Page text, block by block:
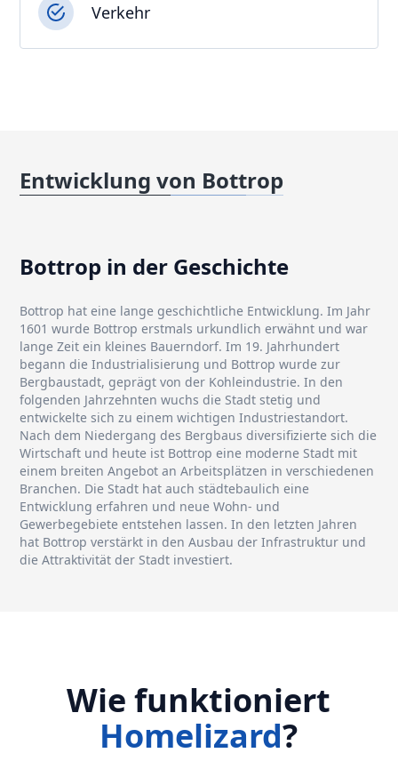
Verkehr
Entwicklung von Bottrop
Bottrop in der Geschichte
Bottrop hat eine lange geschichtliche Entwicklung. Im Jahr
1601 wurde Bottrop erstmals urkundlich erwähnt und war
lange Zeit ein kleines Bauerndorf. Im 19. Jahrhundert
begann die Industrialisierung und Bottrop wurde zur
Bergbaustadt, geprägt von der Kohleindustrie. In den
folgenden Jahrzehnten wuchs die Stadt stetig und
entwickelte sich zu einem wichtigen Industriestandort.
Nach dem Niedergang des Bergbaus diversifizierte sich die
Wirtschaft und heute ist Bottrop eine moderne Stadt mit
einem breiten Angebot an Arbeitsplätzen in verschiedenen
Branchen. Die Stadt hat auch städtebaulich eine
Entwicklung erfahren und neue Wohn- und
Gewerbegebiete entstehen lassen. In den letzten Jahren
hat Bottrop verstärkt in den Ausbau der Infrastruktur und
die Attraktivität der Stadt investiert.
Wie funktioniert
Homelizard?